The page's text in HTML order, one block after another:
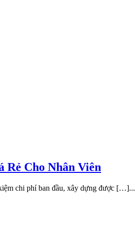
Rẻ Cho Nhân Viên
chi phí ban đầu, xây dựng được […]...